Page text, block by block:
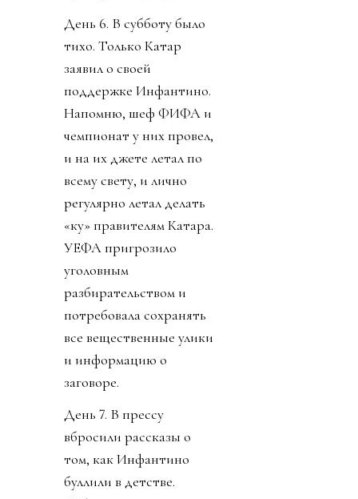
День 6. В субботу было
тихо. Только Катар
заявил о своей
поддержке Инфантино.
Напомню, шеф ФИФА и
чемпионат у них провел,
и на их джете летал по
всему свету, и лично
регулярно летал делать
«ку» правителям Катара.
УЕФА пригрозило
уголовным
разбирательством и
потребовала сохранять
все вещественные улики
и информацию о
заговоре.
День 7. В прессу
вбросили рассказы о
том, как Инфантино
буллили в детстве.